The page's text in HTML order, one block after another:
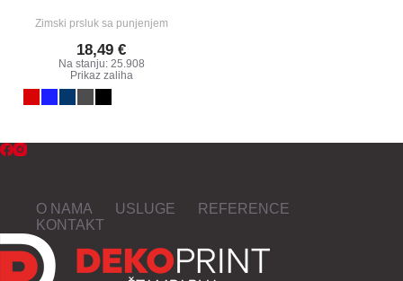
Zimski prsluk sa punjenjem
18,49 €
Na stanju: 25.908
Prikaz zaliha
O NAMA USLUGE
REFERENCE
KONTAKT